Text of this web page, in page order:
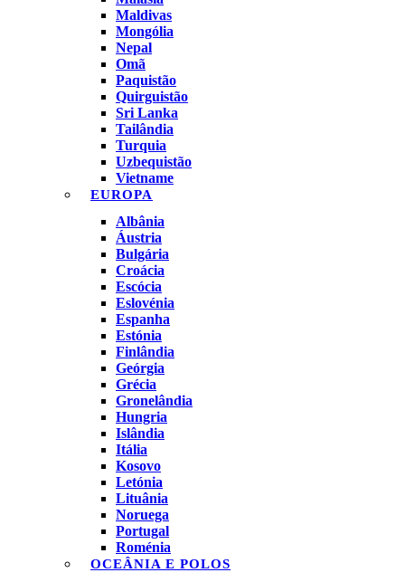
Maldivas
Mongólia
Nepal
Omã
Paquistão
Quirguistão
Sri Lanka
Tailândia
Turquia
Uzbequistão
Vietname
EUROPA
Albânia
Áustria
Bulgária
Croácia
Escócia
Eslovénia
Espanha
Estónia
Finlândia
Geórgia
Grécia
Gronelândia
Hungria
Islândia
Itália
Kosovo
Letónia
Lituânia
Noruega
Portugal
Roménia
OCEÂNIA E POLOS